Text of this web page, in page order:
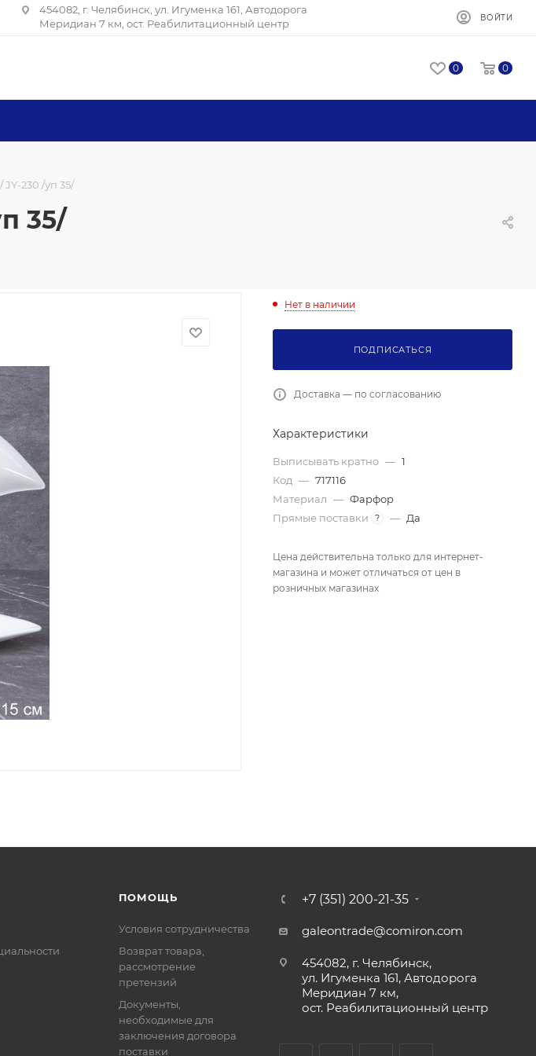
454082, г. Челябинск, ул. Игуменка 161, Автодорога
Меридиан 7 км, ост. Реабилитационный центр
ВОЙТИ
0 0
230 /уп 35/
35/
Нет в наличии
ПОДПИСАТЬСЯ
Доставка — по согласованию
Характеристики
Выписывать кратно — 1
Код — 717116
Материал — Фарфор
Прямые поставки
? — Да
Цена действительна только для интернет-
магазина и может отличаться от цен в
розничных магазинах
ПОМОЩЬ
Условия сотрудничества
Возврат товара,
рассмотрение
претензий
Документы,
необходимые для
заключения договора
поставки
+7 (351) 200-21-35
galeontrade@comiron.com
454082, г. Челябинск,
ул. Игуменка 161, Автодорога
Меридиан 7 км,
ост. Реабилитационный центр